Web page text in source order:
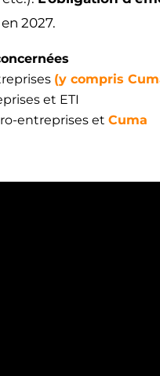
2027.
(y compris
et ETI
entreprises et Cuma